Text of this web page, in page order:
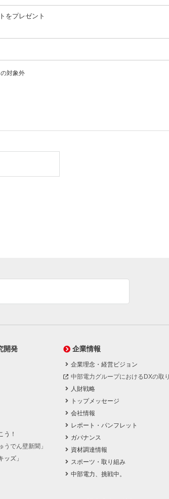
をプレゼント
対象外
開発
う！
うでん壁新聞」
ズ」
企業情報
企業理念・経営ビジョン
中部電力グループにおけるDXの取
人財戦略
トップメッセージ
会社情報
レポート・パンフレット
ガバナンス
資材調達情報
スポーツ・取り組み
中部電力、挑戦中。